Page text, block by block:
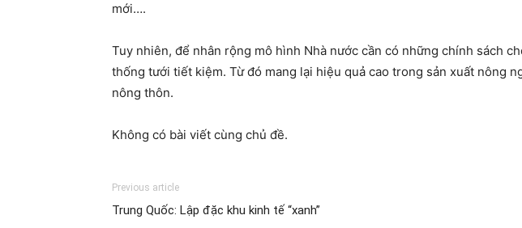
mới….
Tuy nhiên, để nhân rộng mô hình Nhà nước cần có những chính sách
thống tưới tiết kiệm. Từ đó mang lại hiệu quả cao trong sản xuất nông
nông thôn.
Không có bài viết cùng chủ đề.
Previous article
Trung Quốc: Lập đặc khu kinh tế “xanh”